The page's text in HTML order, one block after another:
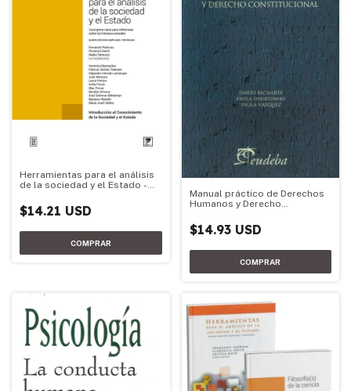
Herramientas para el análisis
de la sociedad y el Estado -
$14.21 USD
Manual práctico de Derechos
Humanos y Derecho
$14.93 USD